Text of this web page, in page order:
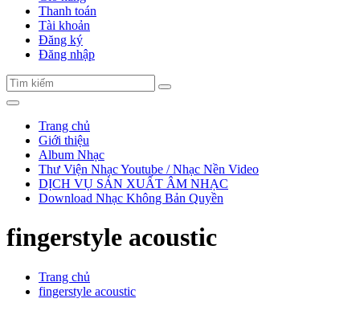
Thanh toán
Tài khoản
Đăng ký
Đăng nhập
Trang chủ
Giới thiệu
Album Nhạc
Thư Viện Nhạc Youtube / Nhạc Nền Video
DỊCH VỤ SẢN XUẤT ÂM NHẠC
Download Nhạc Không Bản Quyền
fingerstyle acoustic
Trang chủ
fingerstyle acoustic